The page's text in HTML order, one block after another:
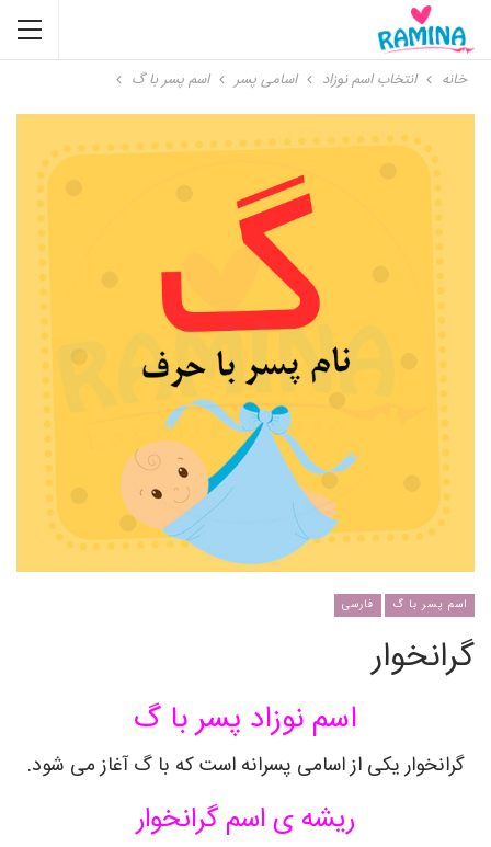
خانه انتخاب اسم نوزاد اسامی پسر اسم پسر با گ
اسم پسر با گ فارسی
گرانخوار
اسم نوزاد پسر با گ
گرانخوار یکی از اسامی پسرانه است که با گ آغاز می شود.
ریشه ی اسم گرانخوار